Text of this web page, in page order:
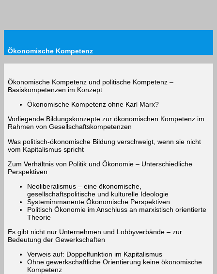
Ökonomische Kompetenz
Ökonomische Kompetenz und politische Kompetenz –
Basiskompetenzen im Konzept
Ökonomische Kompetenz ohne Karl Marx?
Vorliegende Bildungskonzepte zur ökonomischen Kompetenz im
Rahmen von Gesellschaftskompetenzen
Was politisch-ökonomische Bildung verschweigt, wenn sie nicht
vom Kapitalismus spricht
Zum Verhältnis von Politik und Ökonomie – Unterschiedliche
Perspektiven
Neoliberalismus – eine ökonomische,
gesellschaftspolitische und kulturelle Ideologie
Systemimmanente Ökonomische Perspektiven
Politisch Ökonomie im Anschluss an marxistisch orientierte
Theorie
Es gibt nicht nur Unternehmen und Lobbyverbände – zur
Bedeutung der Gewerkschaften
Verweis auf: Doppelfunktion im Kapitalismus
Ohne gewerkschaftliche Orientierung keine ökonomische
Kompetenz